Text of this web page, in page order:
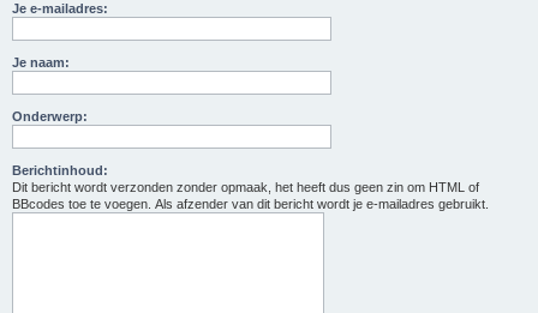
Je e-mailadres:
Je naam:
Onderwerp:
Berichtinhoud:
Dit bericht wordt verzonden zonder opmaak, het heeft dus geen zin om HTML of
BBcodes toe te voegen. Als afzender van dit bericht wordt je e-mailadres gebruikt.